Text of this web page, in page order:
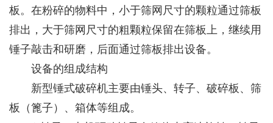
板。在粉碎的物料中，小于筛网尺寸的颗粒通过筛板
排出，大于筛网尺寸的粗颗粒保留在筛板上，继续用
锤子敲击和研磨，后面通过筛板排出设备。
设备的组成结构
新型锤式破碎机主要由锤头、转子、破碎板、筛
板（篦子）、箱体等组成。